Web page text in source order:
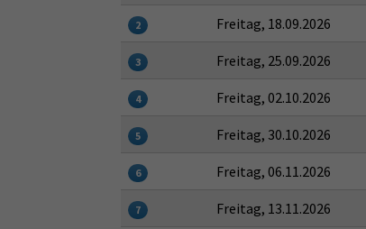
2 Freitag, 18.09.2026
3 Freitag, 25.09.2026
4 Freitag, 02.10.2026
5 Freitag, 30.10.2026
6 Freitag, 06.11.2026
7 Freitag, 13.11.2026